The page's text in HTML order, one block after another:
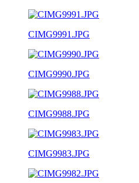
CIMG9991.JPG
CIMG9990.JPG
CIMG9988.JPG
CIMG9983.JPG